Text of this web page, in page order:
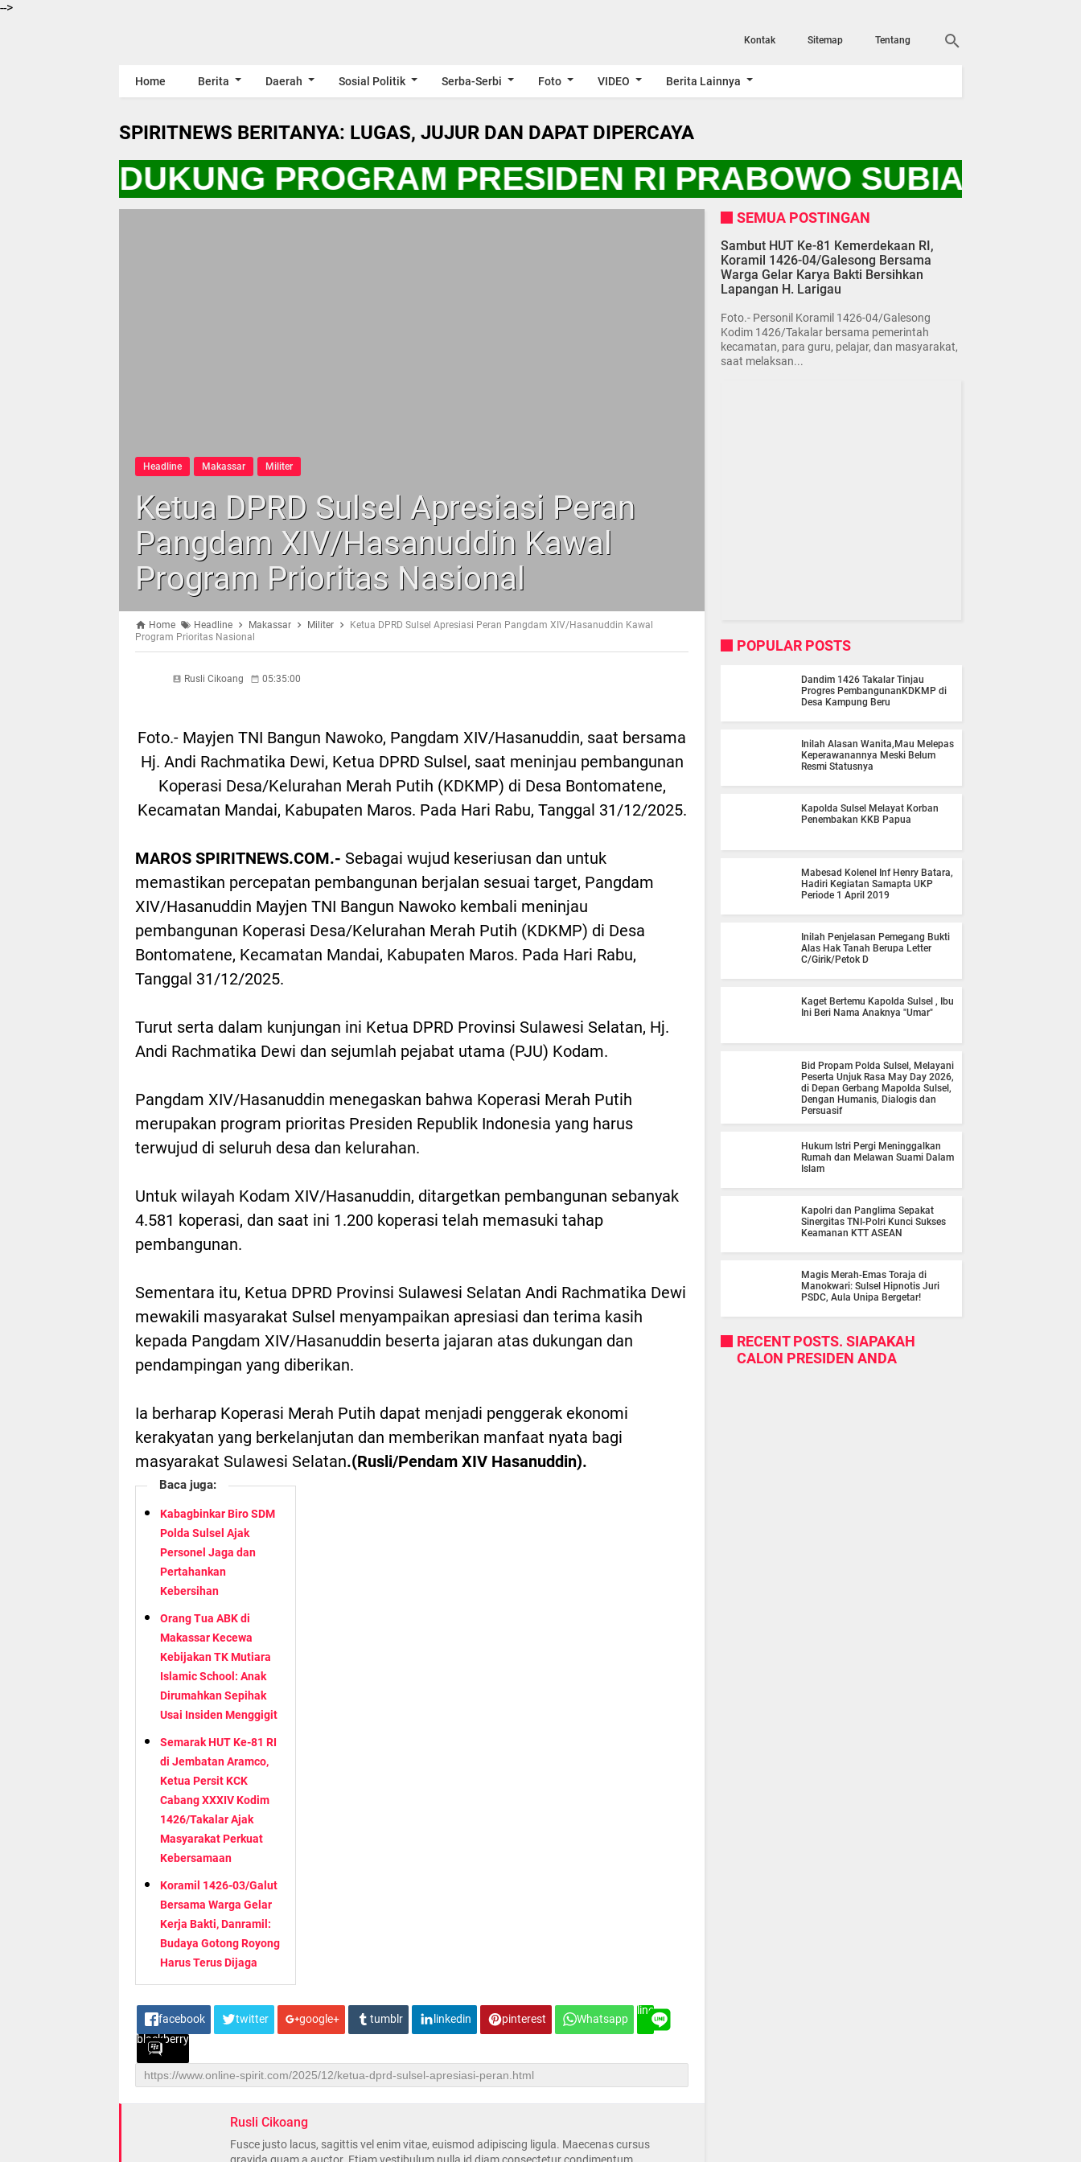
-->
Kontak Sitemap Tentang
Home Berita Daerah Sosial Politik Serba-Serbi Foto VIDEO Berita Lainnya
SPIRITNEWS BERITANYA: LUGAS, JUJUR DAN DAPAT DIPERCAYA
DUKUNG PROGRAM PRESIDEN RI PRABOWO SUBIANTO
Headline Makassar Militer
Ketua DPRD Sulsel Apresiasi Peran
Pangdam XIV/Hasanuddin Kawal
Program Prioritas Nasional
Home Headline Makassar Militer
Ketua DPRD Sulsel Apresiasi Peran Pangdam XIV/Hasanuddin Kawal
Program Prioritas Nasional
Rusli Cikoang 05:35:00
Foto.- Mayjen TNI Bangun Nawoko, Pangdam XIV/Hasanuddin, saat bersama
Hj. Andi Rachmatika Dewi, Ketua DPRD Sulsel, saat meninjau pembangunan
Koperasi Desa/Kelurahan Merah Putih (KDKMP) di Desa Bontomatene,
Kecamatan Mandai, Kabupaten Maros. Pada Hari Rabu, Tanggal 31/12/2025.
MAROS SPIRITNEWS.COM.- Sebagai wujud keseriusan dan untuk
memastikan percepatan pembangunan berjalan sesuai target, Pangdam
XIV/Hasanuddin Mayjen TNI Bangun Nawoko kembali meninjau
pembangunan Koperasi Desa/Kelurahan Merah Putih (KDKMP) di Desa
Bontomatene, Kecamatan Mandai, Kabupaten Maros. Pada Hari Rabu,
Tanggal 31/12/2025.
Turut serta dalam kunjungan ini Ketua DPRD Provinsi Sulawesi Selatan, Hj.
Andi Rachmatika Dewi dan sejumlah pejabat utama (PJU) Kodam.
Pangdam XIV/Hasanuddin menegaskan bahwa Koperasi Merah Putih
merupakan program prioritas Presiden Republik Indonesia yang harus
terwujud di seluruh desa dan kelurahan.
Untuk wilayah Kodam XIV/Hasanuddin, ditargetkan pembangunan sebanyak
4.581 koperasi, dan saat ini 1.200 koperasi telah memasuki tahap
pembangunan.
Sementara itu, Ketua DPRD Provinsi Sulawesi Selatan Andi Rachmatika Dewi
mewakili masyarakat Sulsel menyampaikan apresiasi dan terima kasih
kepada Pangdam XIV/Hasanuddin beserta jajaran atas dukungan dan
pendampingan yang diberikan.
Ia berharap Koperasi Merah Putih dapat menjadi penggerak ekonomi
kerakyatan yang berkelanjutan dan memberikan manfaat nyata bagi
masyarakat Sulawesi Selatan.(Rusli/Pendam XIV Hasanuddin).
Baca juga:
Kabagbinkar Biro SDM
Polda Sulsel Ajak
Personel Jaga dan
Pertahankan
Kebersihan
Orang Tua ABK di
Makassar Kecewa
Kebijakan TK Mutiara
Islamic School: Anak
Dirumahkan Sepihak
Usai Insiden Menggigit
Semarak HUT Ke-81 RI
di Jembatan Aramco,
Ketua Persit KCK
Cabang XXXIV Kodim
1426/Takalar Ajak
Masyarakat Perkuat
Kebersamaan
Koramil 1426-03/Galut
Bersama Warga Gelar
Kerja Bakti, Danramil:
Budaya Gotong Royong
Harus Terus Dijaga
facebook twitter google+ tumblr linkedin pinterest Whatsapp
line
blackberry
Rusli Cikoang
Fusce justo lacus, sagittis vel enim vitae, euismod adipiscing ligula. Maecenas cursus
SEMUA POSTINGAN
Sambut HUT Ke-81 Kemerdekaan RI,
Koramil 1426-04/Galesong Bersama
Warga Gelar Karya Bakti Bersihkan
Lapangan H. Larigau
Foto.- Personil Koramil 1426-04/Galesong
Kodim 1426/Takalar bersama pemerintah
kecamatan, para guru, pelajar, dan masyarakat,
saat melaksan...
POPULAR POSTS
Dandim 1426 Takalar Tinjau
Progres PembangunanKDKMP di
Desa Kampung Beru
Inilah Alasan Wanita,Mau Melepas
Keperawanannya Meski Belum
Resmi Statusnya
Kapolda Sulsel Melayat Korban
Penembakan KKB Papua
Mabesad Kolenel Inf Henry Batara,
Hadiri Kegiatan Samapta UKP
Periode 1 April 2019
Inilah Penjelasan Pemegang Bukti
Alas Hak Tanah Berupa Letter
C/Girik/Petok D
Kaget Bertemu Kapolda Sulsel , Ibu
Ini Beri Nama Anaknya "Umar"
Bid Propam Polda Sulsel, Melayani
Peserta Unjuk Rasa May Day 2026,
di Depan Gerbang Mapolda Sulsel,
Dengan Humanis, Dialogis dan
Persuasif
Hukum Istri Pergi Meninggalkan
Rumah dan Melawan Suami Dalam
Islam
Kapolri dan Panglima Sepakat
Sinergitas TNI-Polri Kunci Sukses
Keamanan KTT ASEAN
Magis Merah-Emas Toraja di
Manokwari: Sulsel Hipnotis Juri
PSDC, Aula Unipa Bergetar!
RECENT POSTS. SIAPAKAH
CALON PRESIDEN ANDA